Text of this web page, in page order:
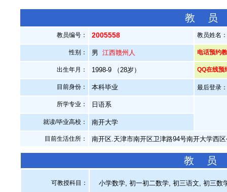
教
教员编号： 2005558 教员姓名
性别： 男 江西赣州人 电话预约
出生年月： 1998-9 （28岁） QQ在线预
目前身份： 本科毕业 最后登录
所学专业： 日语系
就读/毕业高校： 南开大学
目前生活住所： 南开区.天津市南开区卫津路94号南开大学西
教 员
可教授科目： 小学数学, 初一初二数学, 初三语文, 初三数